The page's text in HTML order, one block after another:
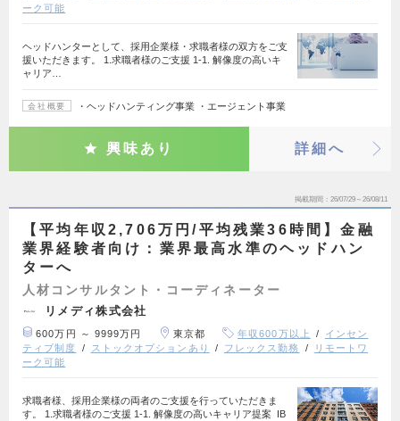
ーク可能
ヘッドハンターとして、採用企業様・求職者様の双方をご支
援いただきます。 1.求職者様のご支援 1-1. 解像度の高いキ
ャリア…
会社概要 ・ヘッドハンティング事業 ・エージェント事業
興味あり 詳細へ
掲載期間 26/07/29～26/08/11
【平均年収2,706万円/平均残業36時間】金融
業界経験者向け：業界最高水準のヘッドハン
ターへ
人材コンサルタント・コーディネーター
リメディ株式会社
600万円 ～ 9999万円 東京都 年収600万以上
インセン
ティブ制度
ストックオプションあり フレックス勤務
リモートワ
ーク可能
求職者様、採用企業様の両者のご支援を行っていただきま
す。 1.求職者様のご支援 1-1. 解像度の高いキャリア提案 IB